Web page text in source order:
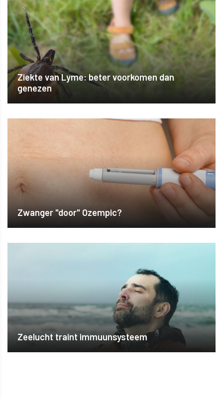
Ziekte van Lyme: beter voorkomen dan
genezen
Zwanger "door" Ozempic?
Zeelucht traint immuunsysteem